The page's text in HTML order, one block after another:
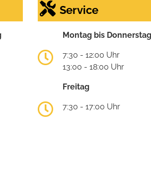
Service
Montag bis Donnerstag
7:30 - 12:00 Uhr
13:00 - 18:00 Uhr
Freitag
7:30 - 17:00 Uhr